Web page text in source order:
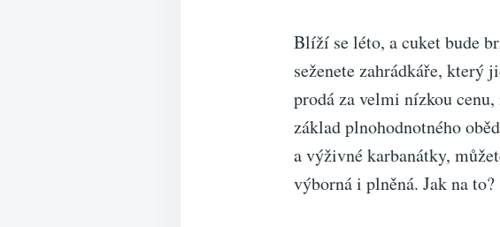
Blíží se léto, a cuket bude
seženete zahrádkáře, který
prodá za velmi nízkou
základ plnohodnotného
a výživné karbanátky,
výborná i plněná. Jak na to?